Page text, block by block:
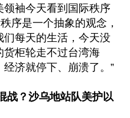
袖今天看到国际秩序
序是一个抽象的观念，
每天的生活，今天没
柜轮走不过台湾海
济就停下、崩溃了。”
战？沙乌地站队美护以